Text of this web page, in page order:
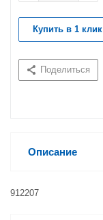
Купить в 1 клик
Поделиться
Описание
912207